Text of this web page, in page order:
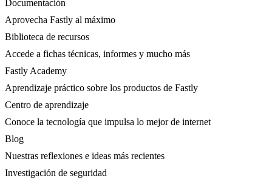
Documentación
Aprovecha Fastly al máximo
Biblioteca de recursos
Accede a fichas técnicas, informes y mucho más
Fastly Academy
Aprendizaje práctico sobre los productos de Fastly
Centro de aprendizaje
Conoce la tecnología que impulsa lo mejor de internet
Blog
Nuestras reflexiones e ideas más recientes
Investigación de seguridad